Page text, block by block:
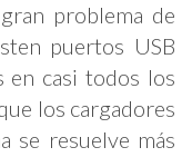
problema de
puertos USB
en casi todos los
los cargadores
se resuelve más